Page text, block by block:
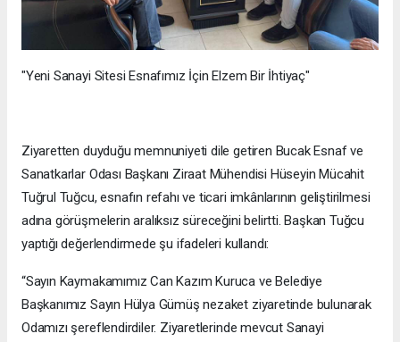
"Yeni Sanayi Sitesi Esnafımız İçin Elzem Bir İhtiyaç"
Ziyaretten duyduğu memnuniyeti dile getiren Bucak Esnaf ve
Sanatkarlar Odası Başkanı Ziraat Mühendisi Hüseyin Mücahit
Tuğrul Tuğcu, esnafın refahı ve ticari imkânlarının geliştirilmesi
adına görüşmelerin aralıksız süreceğini belirtti. Başkan Tuğcu
yaptığı değerlendirmede şu ifadeleri kullandı:
“Sayın Kaymakamımız Can Kazım Kuruca ve Belediye
Başkanımız Sayın Hülya Gümüş nezaket ziyaretinde bulunarak
Odamızı şereflendirdiler. Ziyaretlerinde mevcut Sanayi